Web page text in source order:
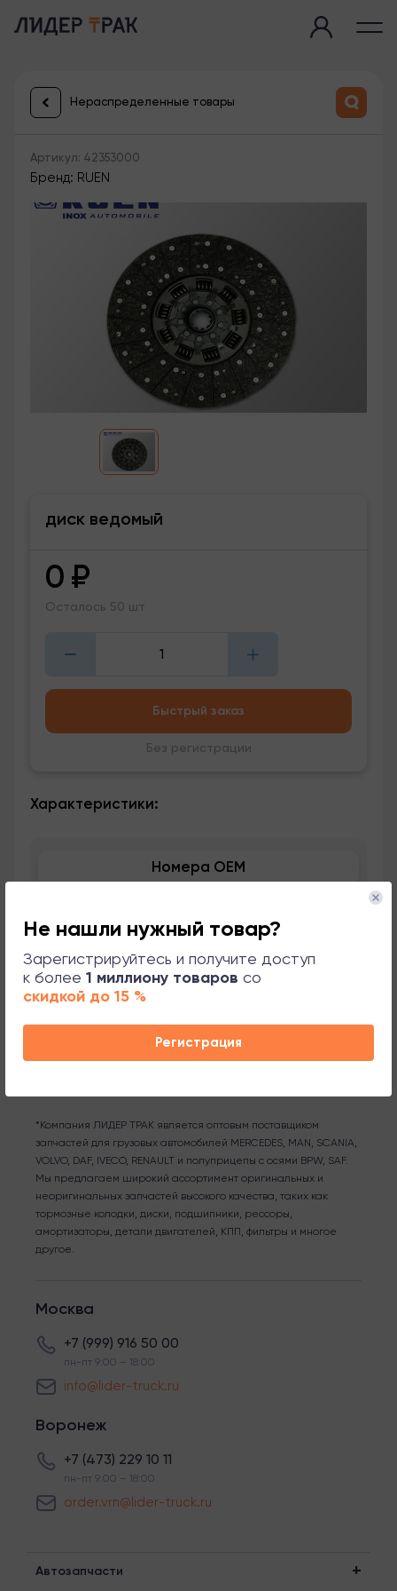
Не нашли нужный товар?
Зарегистрируйтесь и получите доступ
к более 1 миллиону товаров со
скидкой до 15 %
Регистрация
Нераспределенные товары
Артикул: 42353000
Бренд: RUEN
диск ведомый
0 ₽
Осталось 50 шт
Быстрый заказ
Без регистрации
Характеристики:
Номера OEM
Сопутствующие товары
*Компания ЛИДЕР ТРАК является оптовым поставщиком
запчастей для грузовых автомобилей MERCEDES, MAN, SCANIA,
VOLVO, DAF, IVECO, RENAULT и полуприцепы с осями BPW, SAF.
Мы предлагаем широкий ассортимент оригинальных и
неоригинальных запчастей высокого качества, таких как
тормозные колодки, диски, подшипники, рессоры,
амортизаторы, детали двигателей, КПП, фильтры и многое
другое.
Москва
+7 (999) 916 50 00
пн-пт 9:00 – 18:00
info@lider-truck.ru
Воронеж
+7 (473) 229 10 11
пн-пт 9:00 – 18:00
order.vrn@lider-truck.ru
Автозапчасти